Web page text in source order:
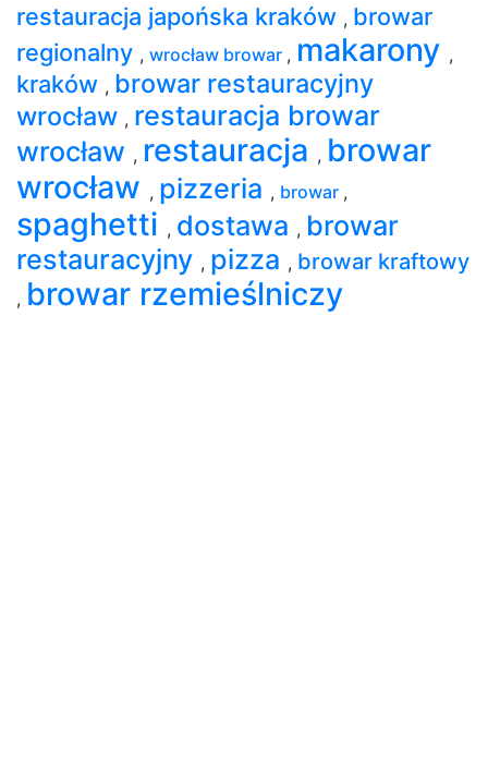
restauracja japońska kraków , browar
regionalny , wrocław browar , makarony ,
kraków , browar restauracyjny
wrocław , restauracja browar
wrocław , restauracja , browar
wrocław , pizzeria , browar ,
spaghetti , dostawa , browar
restauracyjny , pizza , browar kraftowy
, browar rzemieślniczy